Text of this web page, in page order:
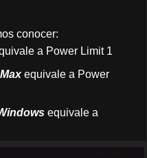
conocer:
a Power Limit 1
equivale a Power
equivale a